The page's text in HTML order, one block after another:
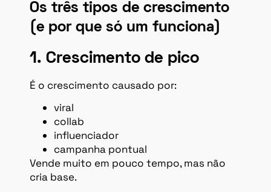
Os três tipos de crescimento
(e por que só um funciona)
1. Crescimento de pico
É o crescimento causado por:
viral
collab
influenciador
campanha pontual
Vende muito em pouco tempo, mas não
cria base.